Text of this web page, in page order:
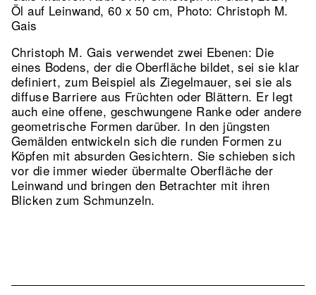
Öl auf Leinwand, 60 x 50 cm, Photo: Christoph M.
Gais
Christoph M. Gais verwendet zwei Ebenen: Die
eines Bodens, der die Oberfläche bildet, sei sie klar
definiert, zum Beispiel als Ziegelmauer, sei sie als
diffuse Barriere aus Früchten oder Blättern. Er legt
auch eine offene, geschwungene Ranke oder andere
geometrische Formen darüber. In den jüngsten
Gemälden entwickeln sich die runden Formen zu
Köpfen mit absurden Gesichtern. Sie schieben sich
vor die immer wieder übermalte Oberfläche der
Leinwand und bringen den Betrachter mit ihren
Blicken zum Schmunzeln.